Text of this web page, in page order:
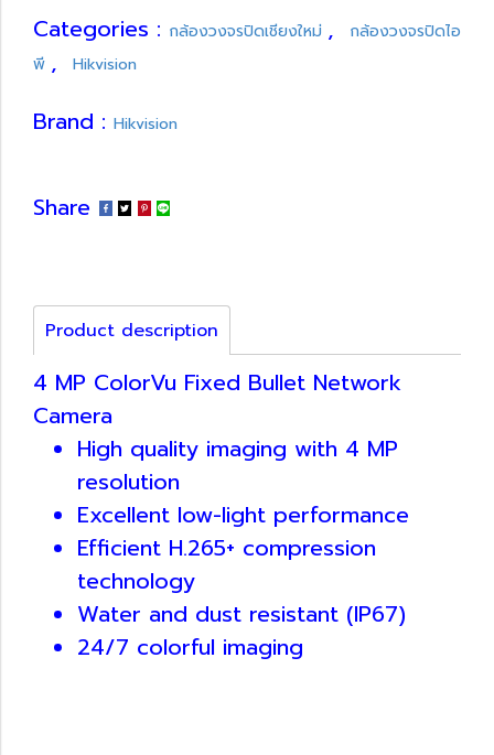
Categories : กล้องวงจรปิดเชียงใหม่ ,
กล้องวงจรปิดไอ
พี , Hikvision
Brand : Hikvision
Share
Product description
4 MP ColorVu Fixed Bullet Network
Camera
High quality imaging with 4 MP
resolution
Excellent low-light performance
Efficient H.265+ compression
technology
Water and dust resistant (IP67)
24/7 colorful imaging